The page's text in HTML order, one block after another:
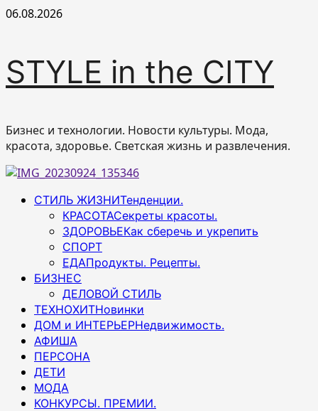
Перейти
06.08.2026
STYLE in the CITY
Бизнес и технологии. Новости культуры. Мода,
красота, здоровье. Светская жизнь и развлечения.
Основное
СТИЛЬ ЖИЗНИТенденции.
КРАСОТАСекреты красоты.
ЗДОРОВЬЕКак сберечь и укрепить
СПОРТ
ЕДАПродукты. Рецепты.
БИЗНЕС
ДЕЛОВОЙ СТИЛЬ
ТЕХНОХИТНовинки
ДОМ и ИНТЕРЬЕРНедвижимость.
АФИША
ПЕРСОНА
ДЕТИ
МОДА
КОНКУРСЫ. ПРЕМИИ.